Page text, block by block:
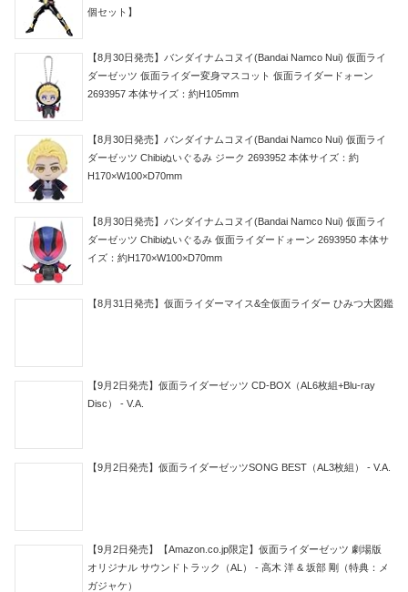
個セット】
【8月30日発売】バンダイナムコヌイ(Bandai Namco Nui) 仮面ライ
ダーゼッツ 仮面ライダー変身マスコット 仮面ライダードォーン
2693957 本体サイズ：約H105mm
【8月30日発売】バンダイナムコヌイ(Bandai Namco Nui) 仮面ライ
ダーゼッツ Chibiぬいぐるみ ジーク 2693952 本体サイズ：約
H170×W100×D70mm
【8月30日発売】バンダイナムコヌイ(Bandai Namco Nui) 仮面ライ
ダーゼッツ Chibiぬいぐるみ 仮面ライダードォーン 2693950 本体サ
イズ：約H170×W100×D70mm
【8月31日発売】仮面ライダーマイス&全仮面ライダー ひみつ大図鑑
【9月2日発売】仮面ライダーゼッツ CD-BOX（AL6枚組+Blu-ray
Disc） - V.A.
【9月2日発売】仮面ライダーゼッツSONG BEST（AL3枚組） - V.A.
【9月2日発売】【Amazon.co.jp限定】仮面ライダーゼッツ 劇場版
オリジナル サウンドトラック（AL） - 高木 洋 & 坂部 剛（特典：メ
ガジャケ）